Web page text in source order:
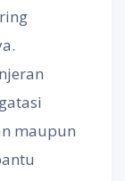
maupun